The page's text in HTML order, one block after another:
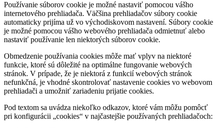
Používanie súborov cookie je možné nastaviť pomocou vášho
internetového prehliadača. Väčšina prehliadačov súbory cookie
automaticky prijíma už vo východiskovom nastavení. Súbory cookie
je možné pomocou vášho webového prehliadača odmietnuť alebo
nastaviť používanie len niektorých súborov cookie.
Obmedzenie používania cookies môže mať vplyv na niektoré
funkcie, ktoré sú dôležité na optimálne fungovanie webových
stránok. V prípade, že je niektorá z funkcií webových stránok
nefunkčná, je vhodné skontrolovať nastavenie cookies vo webovom
prehliadači a umožniť zariadeniu prijatie cookies.
Pod textom sa uvádza niekoľko odkazov, ktoré vám môžu pomôcť
pri konfigurácii „cookies“ v najčastejšie používaných prehliadačoch: